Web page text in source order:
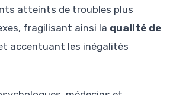
atteints de troubles plus
fragilisant ainsi la qualité de
accentuant les inégalités